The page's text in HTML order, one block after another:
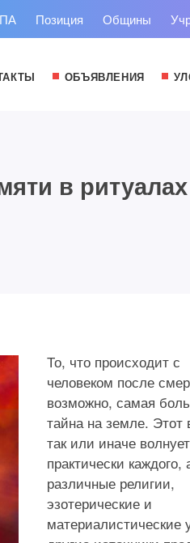
Позиция Общины
ОБЪЯВЛЕНИЯ
в
То, что происходит с
человеком после
возможно, самая
тайна на земле. Этот
так или иначе волнует
практически каждого,
различные религии,
эзотерические и
материалистические